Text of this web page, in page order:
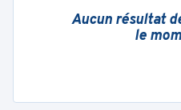
Aucun résultat
le